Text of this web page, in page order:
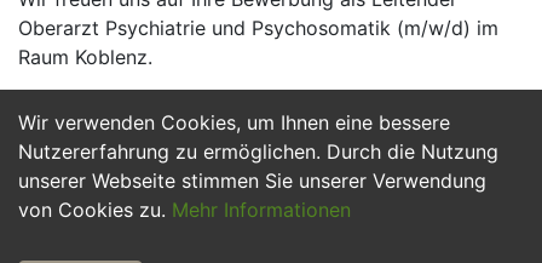
Wir verwenden Cookies, um Ihnen eine bessere
Nutzererfahrung zu ermöglichen. Durch die Nutzung
unserer Webseite stimmen Sie unserer Verwendung
von Cookies zu. Mehr Informationen
Oberarzt Psychiatrie und Psychosomatik (m/w/d) im
Raum Koblenz.
Jetzt Bewerben